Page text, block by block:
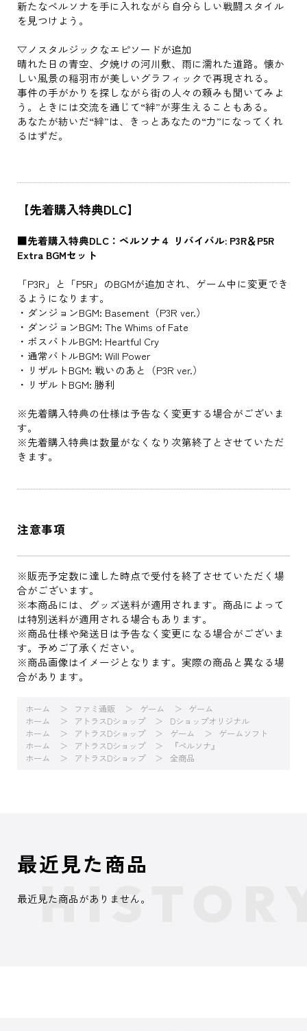
新たなペルソナを手に入れながら自分らしい戦闘スタイル
を見つけよう。
▽ノスタルジックなエピソードが追加
晴れた日の青空、夕焼けの河川敷、雨に濡れた道路。懐か
しい風景の稲羽市が美しいグラフィックで再現される。
事件の手がかりを探しながら街の人々の頼みも聞いてみよ
う。ときには交流を通じて“絆”が芽生えることもある。
あなたが紡いだ“絆”は、きっとあなたの“力”になってくれ
るはずだ。
【先着購入特典DLC】
■先着購入特典DLC：ペルソナ４ リバイバル: P3R＆P5R
Extra BGMセット
「P3R」と「P5R」のBGMが追加され、ゲーム中に変更でき
るようになります。
・ダンジョンBGM: Basement（P3R ver.）
・ダンジョンBGM: The Whims of Fate
・ボスバトルBGM: Heartful Cry
・通常バトルBGM: Will Power
・リザルトBGM: 戦いのあと（P3R ver.）
・リザルトBGM: 勝利
※先着購入特典の仕様は予告なく変更する場合がございま
す。
※先着購入特典は数量がなくなり次第終了とさせていただ
きます。
注意事項
※販売予定数に達した時点で受付を終了させていただく場
合がございます。
※本商品には、グッズ送料が適用されます。商品によって
は特別送料が適用される場合もあります。
※商品仕様や発送日は予告なく変更になる場合がございま
す。予めご了承ください。
※商品画像はイメージとなります。実際の商品と異なる場
合があります。
ホーム ファミ通販 ゲーム
ゲーム
ホーム
アトラスDショップ
Dショップオリジナル
ホーム
アトラスDショップ ゲーム
ゲームソフト
ホーム
アトラスDショップ
『ペルソナ』
ホーム
アトラスDショップ 全商品
最近見た商品
最近見た商品がありません。